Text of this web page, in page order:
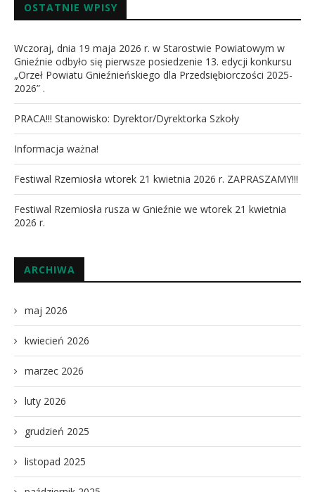
OSTATNIE WPISY
Wczoraj, dnia 19 maja 2026 r. w Starostwie Powiatowym w
Gnieźnie odbyło się pierwsze posiedzenie 13. edycji konkursu
„Orzeł Powiatu Gnieźnieńskiego dla Przedsiębiorczości 2025-
2026” .
PRACA!!! Stanowisko: Dyrektor/Dyrektorka Szkoły
Informacja ważna!
Festiwal Rzemiosła wtorek 21 kwietnia 2026 r. ZAPRASZAMY!!!
Festiwal Rzemiosła rusza w Gnieźnie we wtorek 21 kwietnia
2026 r.
ARCHIWA
maj 2026
kwiecień 2026
marzec 2026
luty 2026
grudzień 2025
listopad 2025